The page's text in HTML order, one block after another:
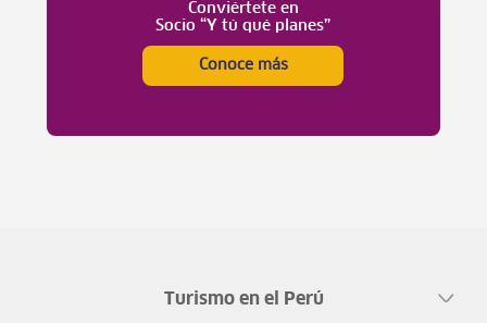
Conviértete en
Socio “Y tú qué planes”
Conoce más
Turismo en el Perú